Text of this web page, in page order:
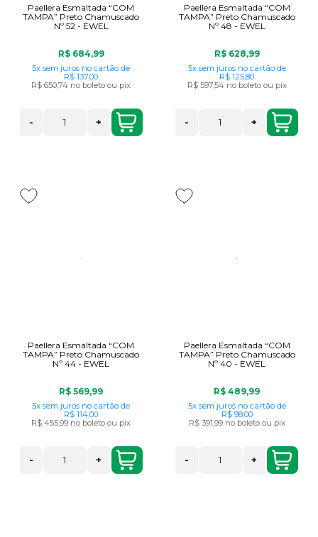
Paellera Esmaltada “COM
TAMPA” Preto Chamuscado
Nº 52 - EWEL
R$ 684,99
5x sem juros no cartão de
R$ 137,00
R$ 650,74 no boleto ou pix
- +
Paellera Esmaltada “COM
TAMPA” Preto Chamuscado
Nº 48 - EWEL
R$ 628,99
5x sem juros no cartãode
R$ 125,80
R$ 597,54 no boleto ou pix
- +
Paellera Esmaltada “COM
TAMPA” Preto Chamuscado
Nº 44 - EWEL
R$ 569,99
5x sem juros no cartão de
R$ 114,00
R$ 455,99 no boleto ou pix
- +
Paellera Esmaltada “COM
TAMPA” Preto Chamuscado
Nº 40 - EWEL
R$ 489,99
5x sem juros no cartãode
R$ 98,00
R$ 391,99 no boleto ou pix
- +